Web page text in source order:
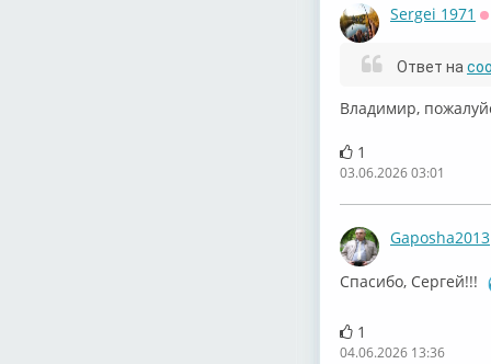
Sergei 1971
Ответ на
Владимир,
1
03.06.2026 03:01
Gaposha2013
Спасибо, Сергей!!!
1
04.06.2026 13:36